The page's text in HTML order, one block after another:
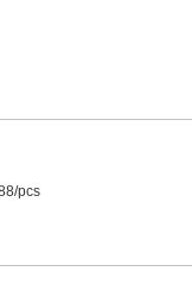
pcs